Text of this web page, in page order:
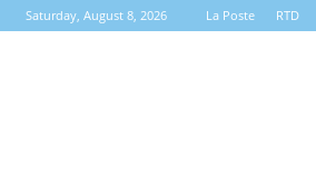
Saturday, August 8, 2026 La Poste RTD